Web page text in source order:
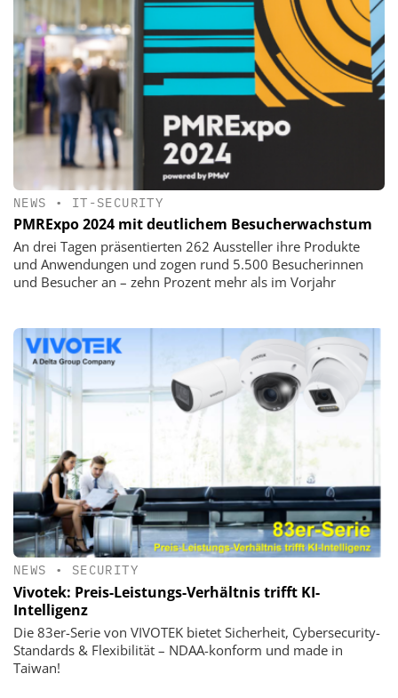
NEWS • IT-SECURITY
PMRExpo 2024 mit deutlichem Besucherwachstum
An drei Tagen präsentierten 262 Aussteller ihre Produkte
und Anwendungen und zogen rund 5.500 Besucherinnen
und Besucher an – zehn Prozent mehr als im Vorjahr
NEWS • SECURITY
Vivotek: Preis-Leistungs-Verhältnis trifft KI-
Intelligenz
Die 83er-Serie von VIVOTEK bietet Sicherheit, Cybersecurity-
Standards & Flexibilität – NDAA-konform und made in
Taiwan!